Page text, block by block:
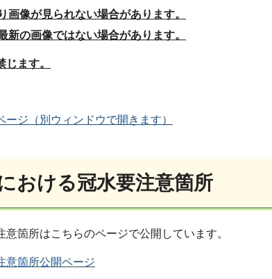
画像が見られない場合があります。
新の画像ではない場合があります。
ます。
ジ（別ウィンドウで開きます）
おける冠水要注意箇所
箇所はこちらのページで公開しています。
意箇所公開ページ